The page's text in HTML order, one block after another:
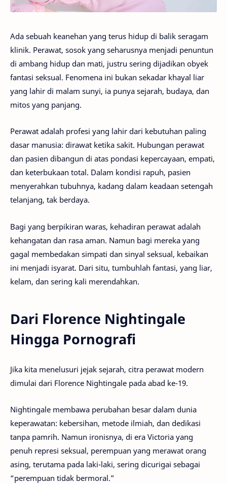
Ada sebuah keanehan yang terus hidup di balik seragam
klinik. Perawat, sosok yang seharusnya menjadi penuntun
di ambang hidup dan mati, justru sering dijadikan obyek
fantasi seksual. Fenomena ini bukan sekadar khayal liar
yang lahir di malam sunyi, ia punya sejarah, budaya, dan
mitos yang panjang.
Perawat adalah profesi yang lahir dari kebutuhan paling
dasar manusia: dirawat ketika sakit. Hubungan perawat
dan pasien dibangun di atas pondasi kepercayaan, empati,
dan keterbukaan total. Dalam kondisi rapuh, pasien
menyerahkan tubuhnya, kadang dalam keadaan setengah
telanjang, tak berdaya.
Bagi yang berpikiran waras, kehadiran perawat adalah
kehangatan dan rasa aman. Namun bagi mereka yang
gagal membedakan simpati dan sinyal seksual, kebaikan
ini menjadi isyarat. Dari situ, tumbuhlah fantasi, yang liar,
kelam, dan sering kali merendahkan.
Dari Florence Nightingale
Hingga Pornografi
Jika kita menelusuri jejak sejarah, citra perawat modern
dimulai dari Florence Nightingale pada abad ke-19.
Nightingale membawa perubahan besar dalam dunia
keperawatan: kebersihan, metode ilmiah, dan dedikasi
tanpa pamrih. Namun ironisnya, di era Victoria yang
penuh represi seksual, perempuan yang merawat orang
asing, terutama pada laki-laki, sering dicurigai sebagai
“perempuan tidak bermoral.”